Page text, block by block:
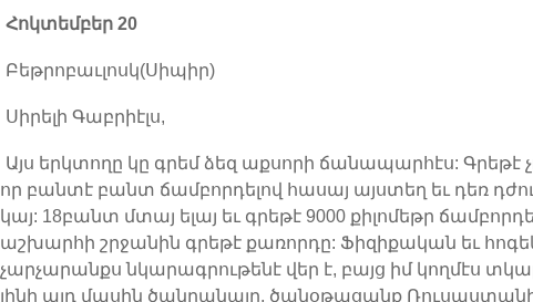
Հոկտեմբեր 20
Բեթրոբաւլոսկ(Սիպիր)
Սիրելի Գաբրիէլս,
Այս երկտողը կը գրեմ ձեզ աքսորի ճանապարհէս: Գրեթէ
որ բանտէ բանտ ճամբորդելով հասայ այստեղ եւ դեռ
կայ: 18բանտ մտայ ելայ եւ գրեթէ 9000 քիլոմեթր
աշխարհի շրջանին գրեթէ քառորդը: Ֆիզիքական եւ
չարչարանքս նկարագրութենէ վեր է, բայց իմ կողմէս
լինի այդ մասին ծանրանալը, ծանօթացանք Ռուսաստանի